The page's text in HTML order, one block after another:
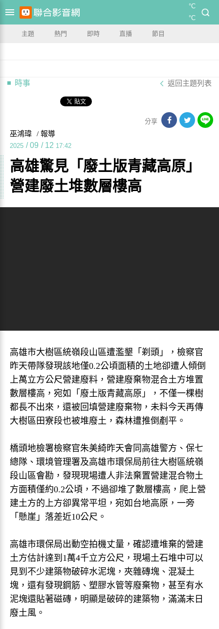
°C
°C
主題 熱門 即時 直播 節目
時事 返回主題列表
分享
巫鴻瑋 / 報導
2025 / 09 / 12 17:42
高雄驚見「廢土版青藏高原」
營建廢土堆數層樓高
高雄市大樹區統嶺段山區遭濫墾「剃頭」，檢察官
昨天帶隊發現該地僅0.2公頃面積的土地卻遭人傾倒
上萬立方公尺營建廢料，營建廢棄物混合土方堆置
數層樓高，宛如「廢土版青藏高原」，不僅一棵樹
都長不出來，還被回填營建廢棄物，未料今天再傳
大樹區田寮段也被堆廢土，森林遭推倒剷平。
橋頭地檢署檢察官朱美綺昨天會同高雄警方、保七
總隊、環境管理署及高雄市環保局前往大樹區統嶺
段山區會勘，發現現場遭人非法棄置營建混合物土
方面積僅約0.2公頃，不過卻堆了數層樓高，爬上營
建土方的上方卻異常平坦，宛如台地高原，一旁
「懸崖」落差近10公尺。
高雄市環保局出動空拍機丈量，確認遭堆棄的營建
土方估計達到1萬4千立方公尺，現場土石堆中可以
見到不少建築物破碎水泥塊，夾雜磚塊、混凝土
塊，還有發現鋼筋、塑膠水管等廢棄物，甚至有水
泥塊還貼著磁磚，明顯是破碎的建築物，滿滿末日
廢土風。